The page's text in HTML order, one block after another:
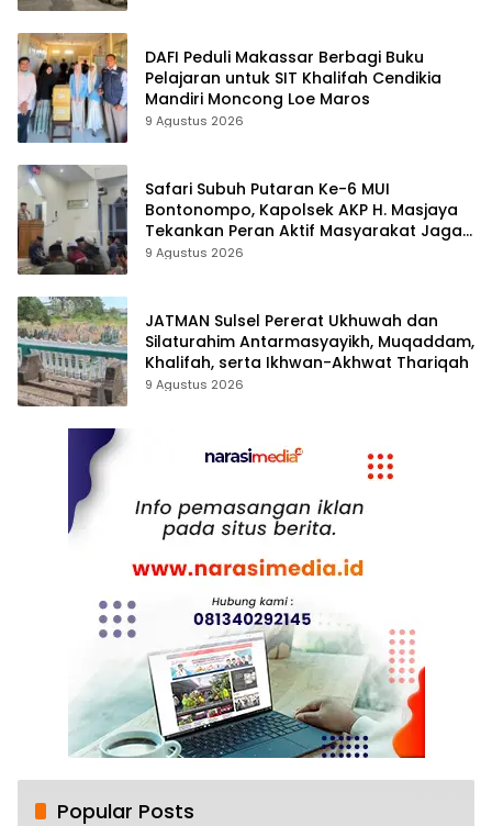
DAFI Peduli Makassar Berbagi Buku
Pelajaran untuk SIT Khalifah Cendikia
Mandiri Moncong Loe Maros
9 Agustus 2026
Safari Subuh Putaran Ke-6 MUI
Bontonompo, Kapolsek AKP H. Masjaya
Tekankan Peran Aktif Masyarakat Jaga
Kamtibmas
9 Agustus 2026
JATMAN Sulsel Pererat Ukhuwah dan
Silaturahim Antarmasyayikh, Muqaddam,
Khalifah, serta Ikhwan-Akhwat Thariqah
9 Agustus 2026
Popular Posts